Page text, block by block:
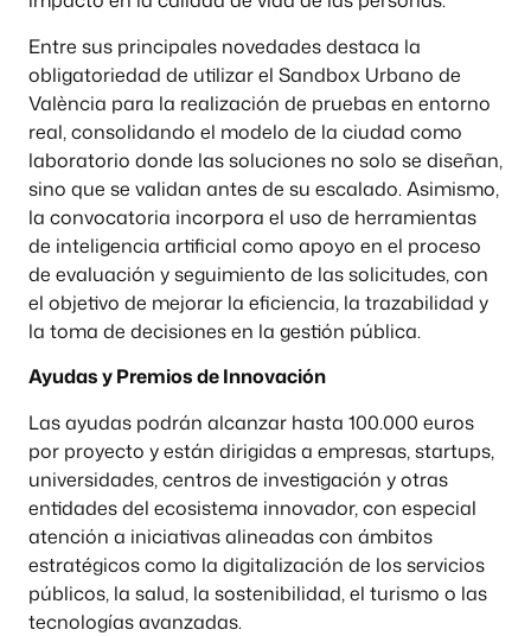
Entre sus principales novedades destaca la
obligatoriedad de utilizar el Sandbox Urbano de
València para la realización de pruebas en entorno
real, consolidando el modelo de la ciudad como
laboratorio donde las soluciones no solo se diseñan,
sino que se validan antes de su escalado. Asimismo,
la convocatoria incorpora el uso de herramientas
de inteligencia artificial como apoyo en el proceso
de evaluación y seguimiento de las solicitudes, con
el objetivo de mejorar la eficiencia, la trazabilidad y
la toma de decisiones en la gestión pública.
Ayudas y Premios de Innovación
Las ayudas podrán alcanzar hasta 100.000 euros
por proyecto y están dirigidas a empresas, startups,
universidades, centros de investigación y otras
entidades del ecosistema innovador, con especial
atención a iniciativas alineadas con ámbitos
estratégicos como la digitalización de los servicios
públicos, la salud, la sostenibilidad, el turismo o las
tecnologías avanzadas.